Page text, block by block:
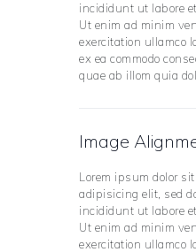
incididunt ut labore
Ut enim ad minim
exercitation ullamco
ex ea commodo
quae ab illom quia
Image
Lorem ipsum dolor
adipisicing elit, sed
incididunt ut labore
Ut enim ad minim
exercitation ullamco